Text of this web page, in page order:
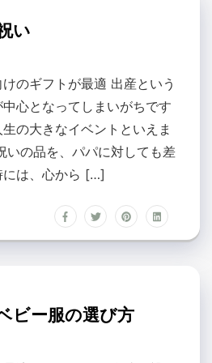
い
のギフトが最適 出産という
心となってしまいがちです
の大きなイベントといえま
いの品を、パパに対しても差
には、心から […]
ビー服の選び方